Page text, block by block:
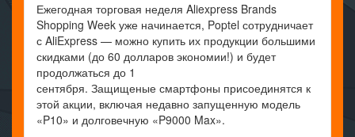
Ежегодная торговая неделя Aliexpress Brands
Shopping Week уже начинается, Poptel сотрудничает
с AliExpress — можно купить их продукции большими
скидками (до 60 долларов экономии!) и будет
продолжаться до 1
сентября. Защищеные смартфоны присоединятся к
этой акции, включая недавно запущенную модель
«P10» и долговечную «P9000 Max».